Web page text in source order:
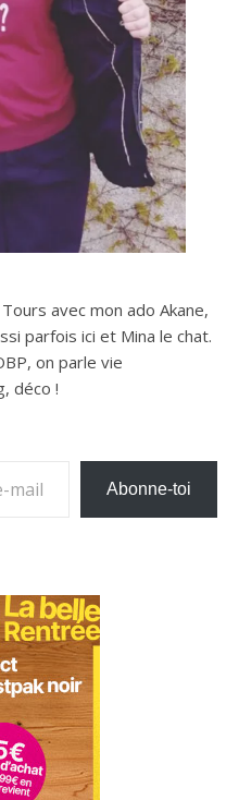
avec mon ado Akane,
parfois ici et Mina le chat.
on parle vie
déco !
Abonne-toi